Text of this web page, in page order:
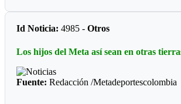
Juvenil masculino: José María Córdoba
Id Noticia: 4985 -Otros
Los hijos del Meta así sean en otras
Fuente: Redacción /Metadeportescolombia